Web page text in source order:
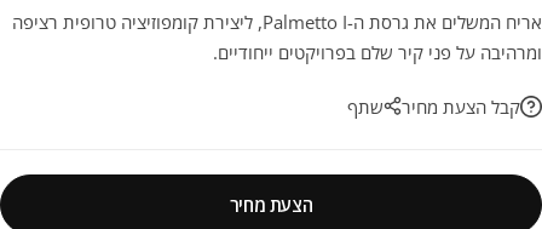
אריח המשלים את גרסת ה-Palmetto I, ליצירת קומפוזיציה טרופית רציפה
ומרהיבה על פני קיר שלם בפרויקטים ייחודיים.
קבל הצעת מחיר שתף
הצעת מחיר